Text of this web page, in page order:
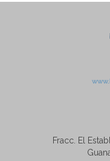
Fracc. El